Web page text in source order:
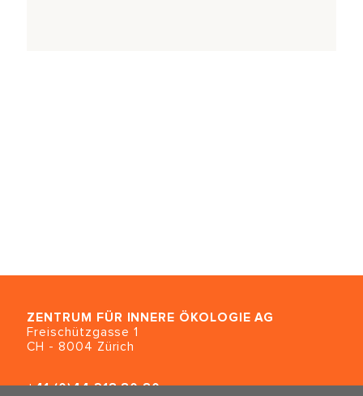
ZENTRUM FÜR INNERE ÖKOLOGIE AG
Freischützgasse 1
CH - 8004 Zürich
+41 (0)44 218 80 80